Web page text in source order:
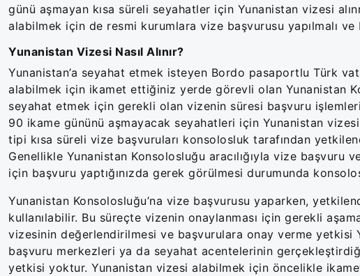
günü aşmayan kısa süreli seyahatler için Yunanistan vizesi
alabilmek için de resmi kurumlara vize başvurusu yapılmalı
Yunanistan Vizesi Nasıl Alınır?
Yunanistan’a seyahat etmek isteyen Bordo pasaportlu Türk
alabilmek için ikamet ettiğiniz yerde görevli olan Yunanistan
seyahat etmek için gerekli olan vizenin süresi başvuru
90 ikame gününü aşmayacak seyahatleri için Yunanistan
tipi kısa süreli vize başvuruları konsolosluk tarafından
Genellikle Yunanistan Konsolosluğu aracılığıyla vize başvuru
için başvuru yaptığınızda gerek görülmesi durumunda
Yunanistan Konsolosluğu’na vize başvurusu yaparken,
kullanılabilir. Bu süreçte vizenin onaylanması için gerekli
vizesinin değerlendirilmesi ve başvurulara onay verme yetkisi
başvuru merkezleri ya da seyahat acentelerinin
yetkisi yoktur. Yunanistan vizesi alabilmek için öncelikle